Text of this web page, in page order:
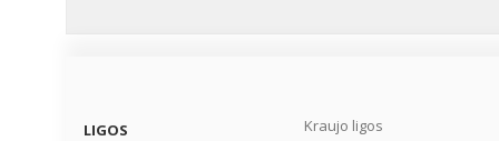
LIGOS
Kraujo ligos